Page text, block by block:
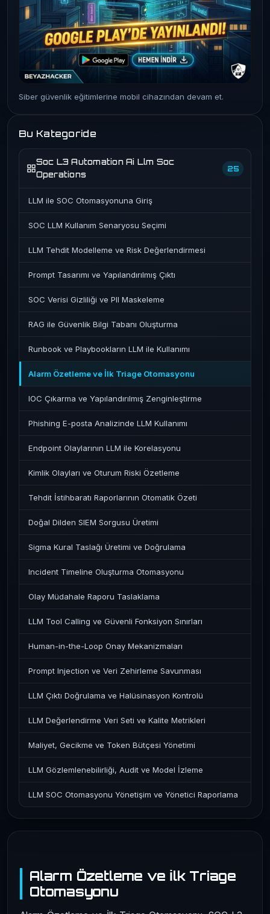
Alarm Özetleme ve İlk Triage
Otomasyonu
Siber güvenlik eğitimlerine mobil cihazından devam et.
Bu Kategoride
Soc L3 Automation Ai Llm Soc
Operations
25
LLM ile SOC Otomasyonuna Giriş
SOC LLM Kullanım Senaryosu Seçimi
LLM Tehdit Modelleme ve Risk Değerlendirmesi
Prompt Tasarımı ve Yapılandırılmış Çıktı
SOC Verisi Gizliliği ve PII Maskeleme
RAG ile Güvenlik Bilgi Tabanı Oluşturma
Runbook ve Playbookların LLM ile Kullanımı
Alarm Özetleme ve İlk Triage Otomasyonu
IOC Çıkarma ve Yapılandırılmış Zenginleştirme
Phishing E-posta Analizinde LLM Kullanımı
Endpoint Olaylarının LLM ile Korelasyonu
Kimlik Olayları ve Oturum Riski Özetleme
Tehdit İstihbaratı Raporlarının Otomatik Özeti
Doğal Dilden SIEM Sorgusu Üretimi
Sigma Kural Taslağı Üretimi ve Doğrulama
Incident Timeline Oluşturma Otomasyonu
Olay Müdahale Raporu Taslaklama
LLM Tool Calling ve Güvenli Fonksiyon Sınırları
Human-in-the-Loop Onay Mekanizmaları
Prompt Injection ve Veri Zehirleme Savunması
LLM Çıktı Doğrulama ve Halüsinasyon Kontrolü
LLM Değerlendirme Veri Seti ve Kalite Metrikleri
Maliyet, Gecikme ve Token Bütçesi Yönetimi
LLM Gözlemlenebilirliği, Audit ve Model İzleme
LLM SOC Otomasyonu Yönetişim ve Yönetici Raporlama